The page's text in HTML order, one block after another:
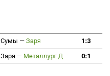
Сумы — Заря
1:3
Заря — Металлург Д 0:1